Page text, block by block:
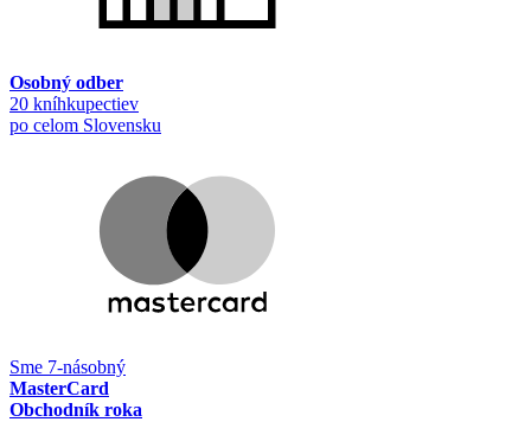
Osobný odber
20 kníhkupectiev
po celom Slovensku
Sme 7-násobný
MasterCard
Obchodník roka